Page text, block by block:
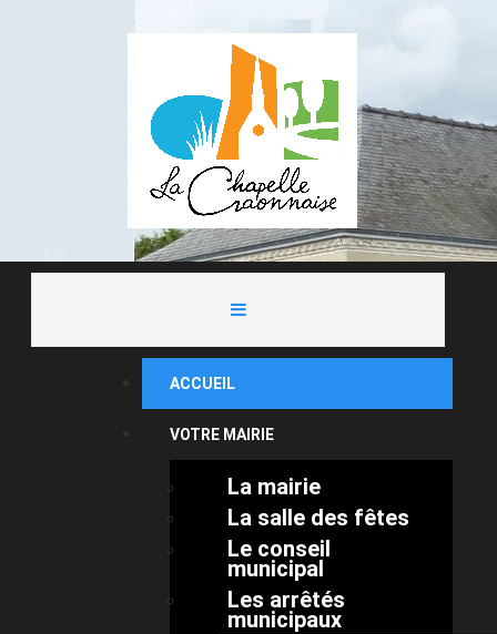
ACCUEIL
VOTRE MAIRIE
La mairie
La salle des fêtes
Le conseil
municipal
Les arrêtés
municipaux